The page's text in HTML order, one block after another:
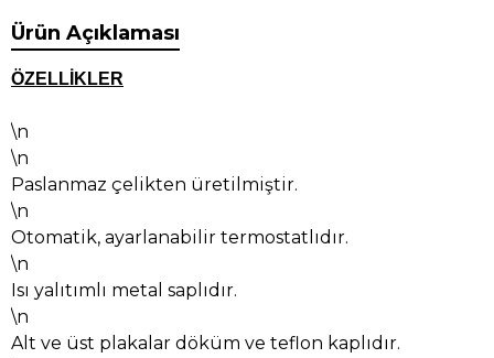
Ürün Açıklaması
ÖZELLİKLER
\n
\n
Paslanmaz çelikten üretilmiştir.
\n
Otomatik, ayarlanabilir termostatlıdır.
\n
Isı yalıtımlı metal saplıdır.
\n
Alt ve üst plakalar döküm ve teflon kaplıdır.